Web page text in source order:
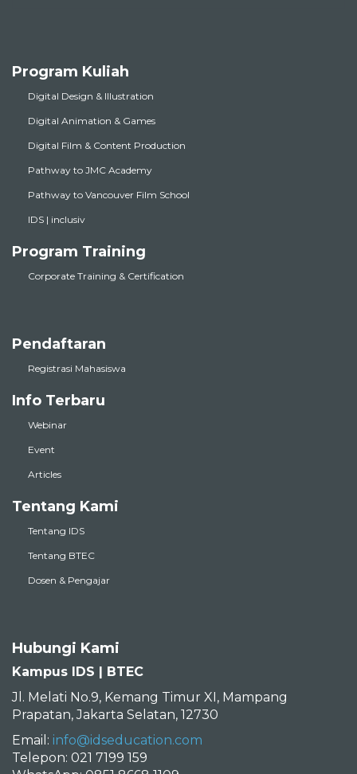
Program Kuliah
Digital Design & Illustration
Digital Animation & Games
Digital Film & Content Production
Pathway to JMC Academy
Pathway to Vancouver Film School
IDS | inclusiv
Program Training
Corporate Training & Certification
Pendaftaran
Registrasi Mahasiswa
Info Terbaru
Webinar
Event
Articles
Tentang Kami
Tentang IDS
Tentang BTEC
Dosen & Pengajar
Hubungi Kami
Kampus IDS | BTEC
Jl. Melati No.9, Kemang Timur XI, Mampang
Prapatan, Jakarta Selatan, 12730
Email: info@idseducation.com
Telepon: 021 7199 159